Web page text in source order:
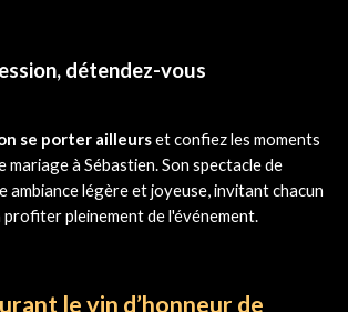
détendez-vous
se porter ailleurset confiez les moments
à Sébastien. Son spectacle de
ambiance légère et joyeuse, invitant chacun
pleinement de l'événement.
le vin d’honneur de